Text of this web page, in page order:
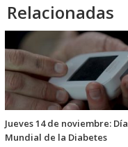
Relacionadas
Jueves 14 de noviembre: Día
Mundial de la Diabetes